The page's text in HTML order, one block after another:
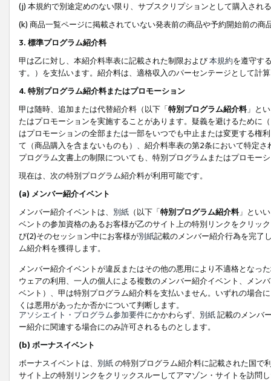
(j) 本規約で別途定めのない限り、サブスクリプションとして購入され
(k) 商品一覧ページに掲載されていない発表前の商品や予約開始前の商
3. 標準プログラム紹介料
甲は乙に対し、本紹介料率表に記載された制限および本規約を遵守す
す。）を支払います。紹介料は、適格収入のパーセンテージとして計
4. 特別プログラム紹介料またはプロモーション
甲は随時、追加または代替紹介料（以下「特別プログラム紹介料」と
たはプロモーションを実施することがあります。疑義を避けるために
はプロモーションの全部または一部をいつでも中止または変更する権
て（商品購入を含まないものも）、紹介料率表の第2条において特定
プログラム文書上の制限についても、特別プログラムまたはプロモー
現在は、次の特別プログラム紹介料が利用可能です。
(a) メンバー紹介イベント
メンバー紹介イベントは、 別紙 （以下「特別プログラム紹介料」とい
ベントの参加資格のあるお客様が乙のサイト上の特別リンクをクリッ
び(2)そのセッション中にお客様が別紙記載のメンバー紹介行為を完了
ム紹介料を獲得します。
メンバー紹介イベントが違反またはその他の悪用により不適格となっ
ウェアの利用、一人の個人による複数のメンバー紹介イベント、メン
ベント）、甲は特別プログラム紹介料を支払いません。いずれの場合
くは悪用があったか否かについて判断します。
アソシエイト・プログラム参加要件にかかわらず、 別紙記載のメンバ
ー紹介に関連する場合にのみ許可されるものとします。
(b) ボーナスイベント
ボーナスイベントは、 別紙の特別プログラム紹介料に記載された国で
サイト上の特別リンクをクリックスルーしてアマゾン・サイトを訪問